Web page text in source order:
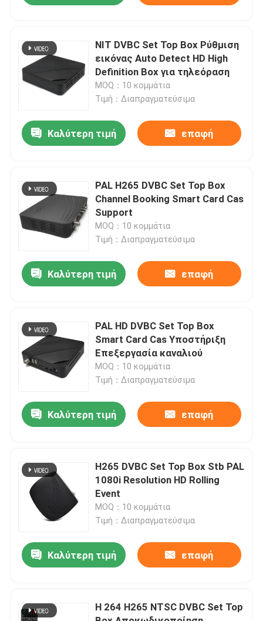
Αρχική Σελίδα
Εμφάνιση VR
Γύρος εργοστασίων
Ποιοτικός έλεγχος
επαφή
Ζητήστε ένα απόσπασμα
Μετασχηματιστής DVBC
NIT DVBC Set Top Box Ρύθμιση
εικόνας Auto Detect HD High
Definition Box για τηλεόραση
MOQ：10 κομμάτια
Τιμή：Διαπραγματεύσιμα
Καλύτερη τιμή επαφή
PAL H265 DVBC Set Top Box
Channel Booking Smart Card Cas
Support
MOQ：10 κομμάτια
Τιμή：Διαπραγματεύσιμα
Καλύτερη τιμή επαφή
PAL HD DVBC Set Top Box
Smart Card Cas Υποστήριξη
Επεξεργασία καναλιού
MOQ：10 κομμάτια
Τιμή：Διαπραγματεύσιμα
Καλύτερη τιμή επαφή
H265 DVBC Set Top Box Stb PAL
1080i Resolution HD Rolling
Event
MOQ：10 κομμάτια
Τιμή：Διαπραγματεύσιμα
Καλύτερη τιμή επαφή
H 264 H265 NTSC DVBC Set Top